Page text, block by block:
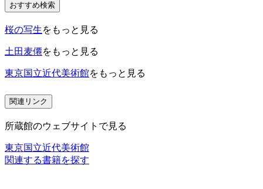
おすすめ検索
桜の写生をもっと見る
土田麦僊をもっと見る
東京国立近代美術館をもっと見る
関連リンク
所蔵館のウェブサイトで見る
東京国立近代美術館
関連する書籍を探す